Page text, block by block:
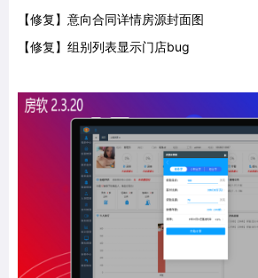
【修复】意向合同详情房源封面图
【修复】组别列表显示门店bug